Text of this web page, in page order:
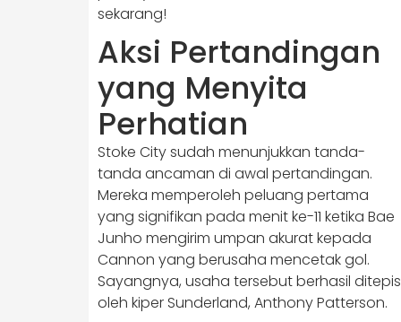
sekarang!
Aksi Pertandingan
yang Menyita
Perhatian
Stoke City sudah menunjukkan tanda-
tanda ancaman di awal pertandingan.
Mereka memperoleh peluang pertama
yang signifikan pada menit ke-11 ketika Bae
Junho mengirim umpan akurat kepada
Cannon yang berusaha mencetak gol.
Sayangnya, usaha tersebut berhasil ditepis
oleh kiper Sunderland, Anthony Patterson.